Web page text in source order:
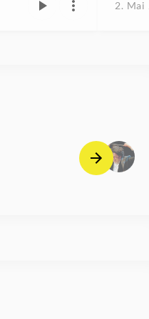
2. Mai